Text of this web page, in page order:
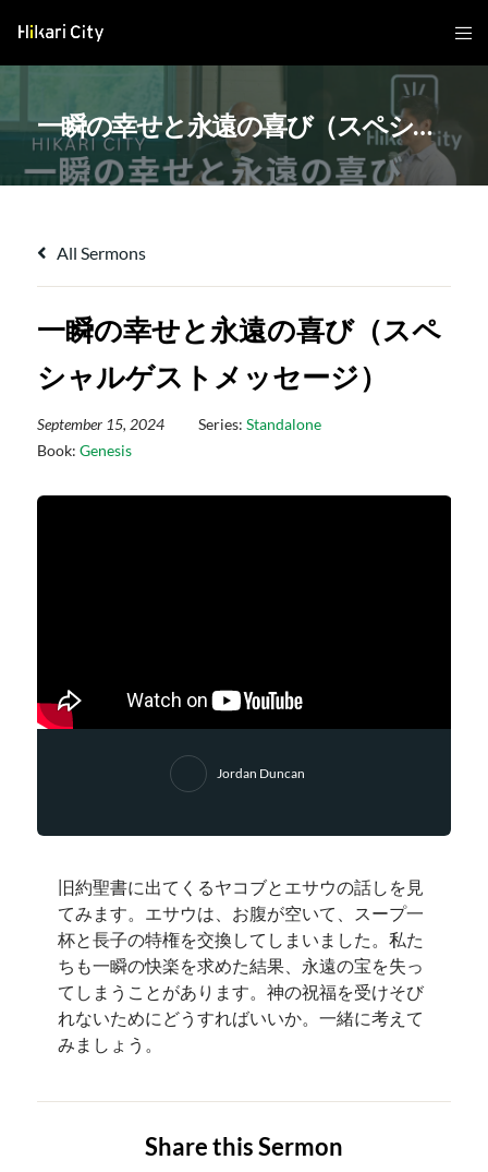
一瞬の幸せと永遠の喜び（スペシャルゲストメッセージ）
All Sermons
一瞬の幸せと永遠の喜び（スペ
シャルゲストメッセージ）
September 15, 2024 Series: Standalone
Book: Genesis
Jordan Duncan
旧約聖書に出てくるヤコブとエサウの話しを見
てみます。エサウは、お腹が空いて、スープ一
杯と長子の特権を交換してしまいました。私た
ちも一瞬の快楽を求めた結果、永遠の宝を失っ
てしまうことがあります。神の祝福を受けそび
れないためにどうすればいいか。一緒に考えて
みましょう。
Share this Sermon